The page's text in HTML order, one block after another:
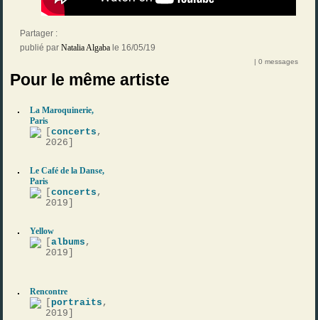
Partager :
publié par Natalia Algaba le 16/05/19
| 0 messages
Pour le même artiste
La Maroquinerie,
Paris
[concerts ,
2026]
Le Café de la Danse,
Paris
[concerts ,
2019]
Yellow
[albums ,
2019]
Rencontre
portraits ,
2019]